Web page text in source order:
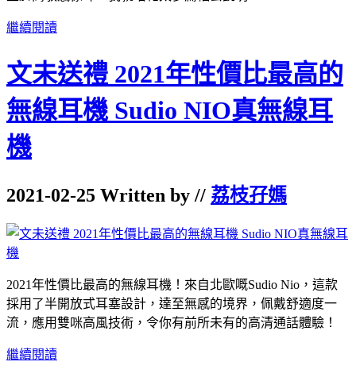
繼續閱讀
文未送禮 2021年性價比最高的
無線耳機 Sudio NIO真無線耳
機
2021-02-25 Written by // 荔枝孖媽
2021年性價比最高的無線耳機！來自北歐嘅Sudio Nio，這款
採用了半開放式耳塞設計，達至無感的境界，佩戴舒適度一
流，應用雙咪高風技術，令你有前所未有的高清通話體驗！
繼續閱讀